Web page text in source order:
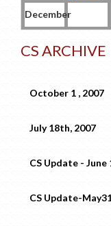
December
CS ARCHIVE
October 1 , 2007
July 18th, 2007
CS Update - June
CS Update-